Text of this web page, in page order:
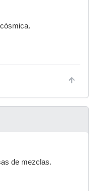
de mezclas.